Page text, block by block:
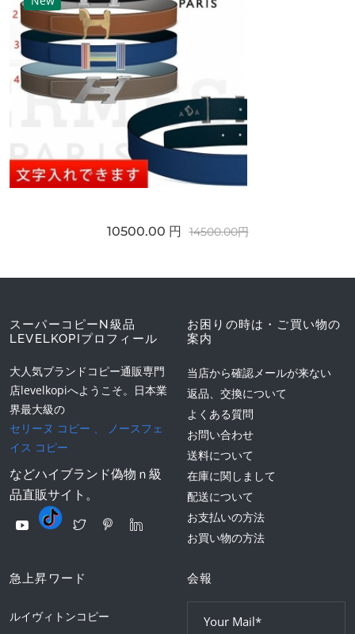
10500.00 円 14500.00円
スーパーコピーN級品
LEVELKOPIプロフィール
大人気ブランドコピー通販専門
店levelkopiへようこそ。日本業
界最大級の
セリーヌ コピー 、
ノースフェ
イス コピー
などハイブランド偽物ｎ級
品直販サイト。
お困りの時は・ご買い物の
案内
当店から確認メールが来ない
返品、交換について
よくある質問
お問い合わせ
送料について
在庫に関しまして
配送について
お支払いの方法
お買い物の方法
急上昇ワード
ルイヴィトンコピー
会報